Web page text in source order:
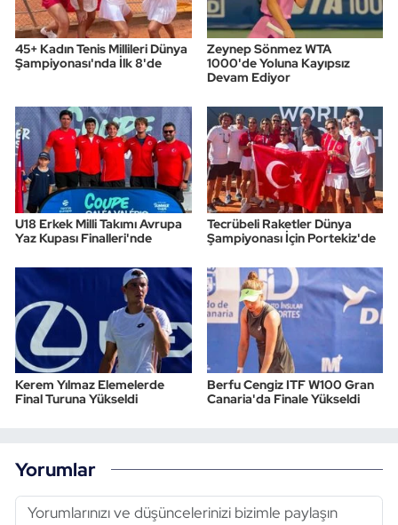
45+ Kadın Tenis Millileri Dünya
Şampiyonası'nda İlk 8'de
Zeynep Sönmez WTA
1000'de Yoluna Kayıpsız
Devam Ediyor
U18 Erkek Milli Takımı Avrupa
Yaz Kupası Finalleri'nde
Tecrübeli Raketler Dünya
Şampiyonası İçin Portekiz'de
Kerem Yılmaz Elemelerde
Final Turuna Yükseldi
Berfu Cengiz ITF W100 Gran
Canaria'da Finale Yükseldi
Yorumlar